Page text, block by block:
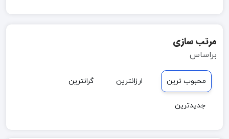
مرتب سازی
براساس
محبوب ترین ارزانترین گرانترین
جدیدترین